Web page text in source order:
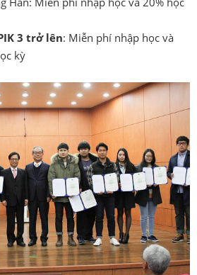
3 trở lên: Miễn phí nhập học và
kỳ